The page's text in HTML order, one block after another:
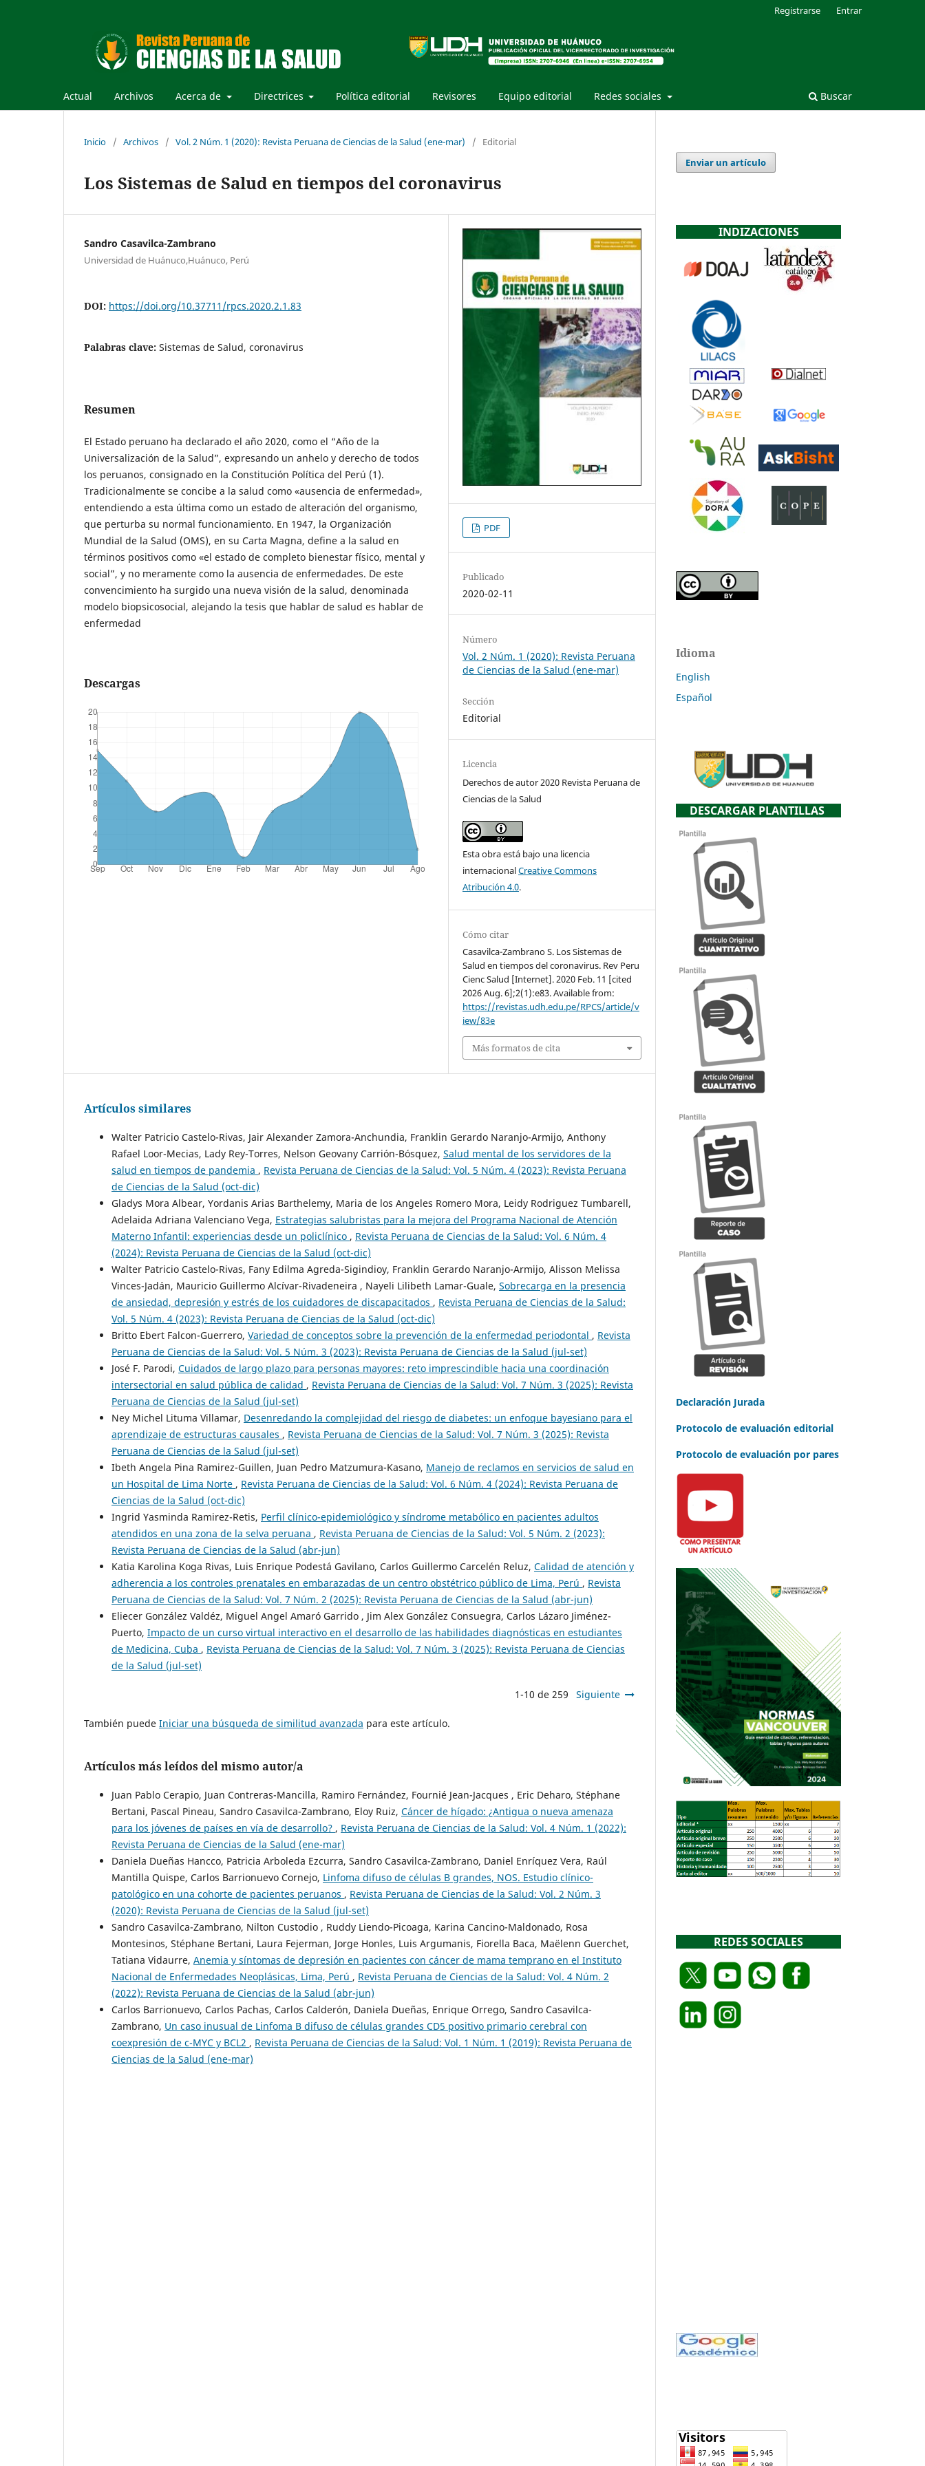
Actual Archivos Acerca de Directrices Política editorial Revisores Equipo editorial Redes sociales Buscar
Registrarse Entrar
Inicio / Archivos / Vol. 2 Núm. 1 (2020): Revista Peruana de Ciencias de la Salud (ene-mar) / Editorial
Los Sistemas de Salud en tiempos del coronavirus
Sandro Casavilca-Zambrano
Universidad de Huánuco,Huánuco, Perú
DOI: https://doi.org/10.37711/rpcs.2020.2.1.83
Palabras clave: Sistemas de Salud, coronavirus
Resumen
El Estado peruano ha declarado el año 2020, como el “Año de la
Universalización de la Salud”, expresando un anhelo y derecho de todos
los peruanos, consignado en la Constitución Política del Perú (1).
Tradicionalmente se concibe a la salud como «ausencia de enfermedad»,
entendiendo a esta última como un estado de alteración del organismo,
que perturba su normal funcionamiento. En 1947, la Organización
Mundial de la Salud (OMS), en su Carta Magna, define a la salud en
términos positivos como «el estado de completo bienestar físico, mental y
social”, y no meramente como la ausencia de enfermedades. De este
convencimiento ha surgido una nueva visión de la salud, denominada
modelo biopsicosocial, alejando la tesis que hablar de salud es hablar de
enfermedad
Descargas
PDF
Publicado
2020-02-11
Número
Vol. 2 Núm. 1 (2020): Revista Peruana
de Ciencias de la Salud (ene-mar)
Sección
Editorial
Licencia
Derechos de autor 2020 Revista Peruana de
Ciencias de la Salud
Esta obra está bajo una licencia
internacionalCreative Commons
Atribución 4.0.
Cómo citar
Casavilca-Zambrano S. Los Sistemas de
Salud en tiempos del coronavirus. Rev Peru
Cienc Salud [Internet]. 2020 Feb. 11 [cited
2026 Aug. 6];2(1):e83. Available from:
https://revistas.udh.edu.pe/RPCS/article/v
iew/83e
Más formatos de cita
Artículos similares
Walter Patricio Castelo-Rivas, Jair Alexander Zamora-Anchundia, Franklin Gerardo Naranjo-Armijo, Anthony
Rafael Loor-Mecias, Lady Rey-Torres, Nelson Geovany Carrión-Bósquez, Salud mental de los servidores de la
salud en tiempos de pandemia , Revista Peruana de Ciencias de la Salud: Vol. 5 Núm. 4 (2023): Revista Peruana
de Ciencias de la Salud (oct-dic)
Gladys Mora Albear, Yordanis Arias Barthelemy, Maria de los Angeles Romero Mora, Leidy Rodriguez Tumbarell,
Adelaida Adriana Valenciano Vega, Estrategias salubristas para la mejora del Programa Nacional de Atención
Materno Infantil: experiencias desde un policlínico , Revista Peruana de Ciencias de la Salud: Vol. 6 Núm. 4
(2024): Revista Peruana de Ciencias de la Salud (oct-dic)
Walter Patricio Castelo-Rivas, Fany Edilma Agreda-Sigindioy, Franklin Gerardo Naranjo-Armijo, Alisson Melissa
Vinces-Jadán, Mauricio Guillermo Alcívar-Rivadeneira , Nayeli Lilibeth Lamar-Guale, Sobrecarga en la presencia
de ansiedad, depresión y estrés de los cuidadores de discapacitados , Revista Peruana de Ciencias de la Salud:
Vol. 5 Núm. 4 (2023): Revista Peruana de Ciencias de la Salud (oct-dic)
Britto Ebert Falcon-Guerrero, Variedad de conceptos sobre la prevención de la enfermedad periodontal , Revista
Peruana de Ciencias de la Salud: Vol. 5 Núm. 3 (2023): Revista Peruana de Ciencias de la Salud (jul-set)
José F. Parodi, Cuidados de largo plazo para personas mayores: reto imprescindible hacia una coordinación
intersectorial en salud pública de calidad , Revista Peruana de Ciencias de la Salud: Vol. 7 Núm. 3 (2025): Revista
Peruana de Ciencias de la Salud (jul-set)
Ney Michel Lituma Villamar, Desenredando la complejidad del riesgo de diabetes: un enfoque bayesiano para el
aprendizaje de estructuras causales , Revista Peruana de Ciencias de la Salud: Vol. 7 Núm. 3 (2025): Revista
Peruana de Ciencias de la Salud (jul-set)
Ibeth Angela Pina Ramirez-Guillen, Juan Pedro Matzumura-Kasano, Manejo de reclamos en servicios de salud en
un Hospital de Lima Norte , Revista Peruana de Ciencias de la Salud: Vol. 6 Núm. 4 (2024): Revista Peruana de
Ciencias de la Salud (oct-dic)
Ingrid Yasminda Ramirez-Retis, Perfil clínico-epidemiológico y síndrome metabólico en pacientes adultos
atendidos en una zona de la selva peruana , Revista Peruana de Ciencias de la Salud: Vol. 5 Núm. 2 (2023):
Revista Peruana de Ciencias de la Salud (abr-jun)
Katia Karolina Koga Rivas, Luis Enrique Podestá Gavilano, Carlos Guillermo Carcelén Reluz, Calidad de atención y
adherencia a los controles prenatales en embarazadas de un centro obstétrico público de Lima, Perú , Revista
Peruana de Ciencias de la Salud: Vol. 7 Núm. 2 (2025): Revista Peruana de Ciencias de la Salud (abr-jun)
Eliecer González Valdéz, Miguel Angel Amaró Garrido , Jim Alex González Consuegra, Carlos Lázaro Jiménez-
Puerto, Impacto de un curso virtual interactivo en el desarrollo de las habilidades diagnósticas en estudiantes
de Medicina, Cuba , Revista Peruana de Ciencias de la Salud: Vol. 7 Núm. 3 (2025): Revista Peruana de Ciencias
de la Salud (jul-set)
1-10 de 259 Siguiente
También puede Iniciar una búsqueda de similitud avanzada para este artículo.
Artículos más leídos del mismo autor/a
Juan Pablo Cerapio, Juan Contreras-Mancilla, Ramiro Fernández, Fournié Jean-Jacques , Eric Deharo, Stéphane
Bertani, Pascal Pineau, Sandro Casavilca-Zambrano, Eloy Ruiz, Cáncer de hígado: ¿Antigua o nueva amenaza
para los jóvenes de países en vía de desarrollo? , Revista Peruana de Ciencias de la Salud: Vol. 4 Núm. 1 (2022):
Revista Peruana de Ciencias de la Salud (ene-mar)
Daniela Dueñas Hancco, Patricia Arboleda Ezcurra, Sandro Casavilca-Zambrano, Daniel Enríquez Vera, Raúl
Mantilla Quispe, Carlos Barrionuevo Cornejo, Linfoma difuso de células B grandes, NOS. Estudio clínico-
patológico en una cohorte de pacientes peruanos , Revista Peruana de Ciencias de la Salud: Vol. 2 Núm. 3
(2020): Revista Peruana de Ciencias de la Salud (jul-set)
Sandro Casavilca-Zambrano, Nilton Custodio , Ruddy Liendo-Picoaga, Karina Cancino-Maldonado, Rosa
Montesinos, Stéphane Bertani, Laura Fejerman, Jorge Honles, Luis Argumanis, Fiorella Baca, Maëlenn Guerchet,
Tatiana Vidaurre, Anemia y síntomas de depresión en pacientes con cáncer de mama temprano en el Instituto
Nacional de Enfermedades Neoplásicas, Lima, Perú , Revista Peruana de Ciencias de la Salud: Vol. 4 Núm. 2
(2022): Revista Peruana de Ciencias de la Salud (abr-jun)
Carlos Barrionuevo, Carlos Pachas, Carlos Calderón, Daniela Dueñas, Enrique Orrego, Sandro Casavilca-
Zambrano, Un caso inusual de Linfoma B difuso de células grandes CD5 positivo primario cerebral con
coexpresión de c-MYC y BCL2 , Revista Peruana de Ciencias de la Salud: Vol. 1 Núm. 1 (2019): Revista Peruana de
Ciencias de la Salud (ene-mar)
Enviar un artículo
INDIZACIONES
Idioma
English
Español
DESCARGAR PLANTILLAS
Declaración Jurada
Protocolo de evaluación editorial
Protocolo de evaluación por pares
REDES SOCIALES